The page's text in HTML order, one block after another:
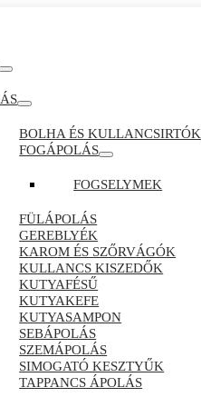
BOLHA ÉS KULLANCSIRTÓK
FOGÁPOLÁS
FOGSELYMEK
FÜLÁPOLÁS
GEREBLYÉK
KAROM ÉS SZŐRVÁGÓK
KULLANCS KISZEDŐK
KUTYAFÉSŰ
KUTYAKEFE
KUTYASAMPON
SEBÁPOLÁS
SZEMÁPOLÁS
SIMOGATÓ KESZTYŰK
TAPPANCS ÁPOLÁS